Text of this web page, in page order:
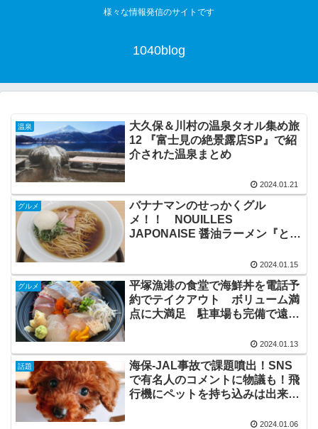
様々な情報発信のサイトです
1040blog
温泉
大久保＆川村の温泉タオル集め旅
12 『富士見の絶景露店SP』で紹
介された温泉まとめ
2024.01.21
グルメ
バナナマンのせっかくグル
メ！！ NOUILLES
JAPONAISE 醤油ラーメン『とく
2024.01.15
グルメ
平塚漁港の食堂で海鮮丼を電話予
約でテイクアウト ボリューム満
点に大満足 駐車場も完備で遠方
2024.01.13
話題
海保-JAL事故で課題噴出！SNS
で有名人のコメントに物議も！飛
行機にペットを持ち込みは出来る
大手航空会4社について調べてみ
2024.01.06